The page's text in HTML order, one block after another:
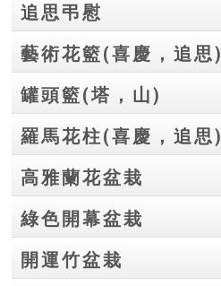
追思弔慰
藝術花籃(喜慶，追思)
罐頭籃(塔，山)
羅馬花柱(喜慶，追思)
高雅蘭花盆栽
綠色開幕盆栽
開運竹盆栽